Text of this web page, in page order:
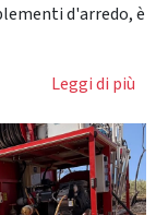
d'arredo, è
Leggi di più